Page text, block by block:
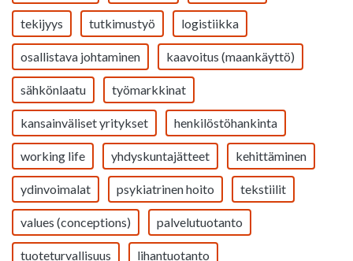
tekijyys tutkimustyö logistiikka
osallistava johtaminen kaavoitus (maankäyttö)
sähkönlaatu työmarkkinat
kansainväliset yritykset henkilöstöhankinta
working life yhdyskuntajätteet kehittäminen
ydinvoimalat psykiatrinen hoito tekstiilit
values (conceptions) palvelutuotanto
tuoteturvallisuus lihantuotanto